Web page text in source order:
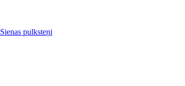
Sienas pulksteņi